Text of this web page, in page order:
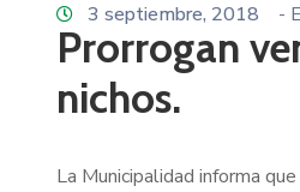
3 septiembre, 2018 -
Prorrogan
nichos.
La Municipalidad informa